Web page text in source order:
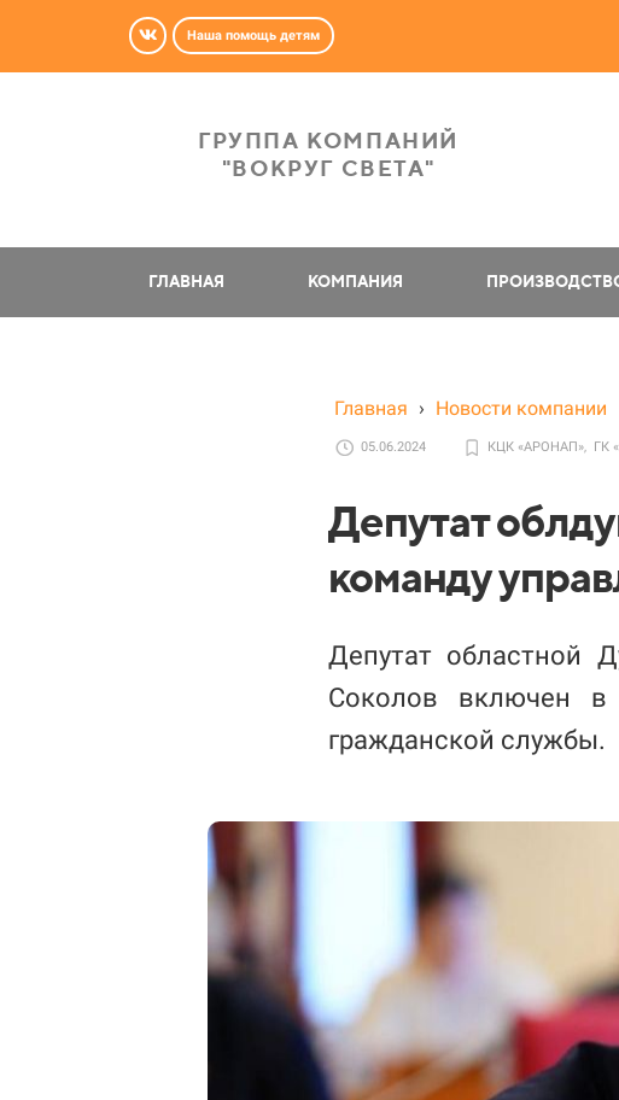
ГРУППА КОМПАНИЙ
"ВОКРУГ СВЕТА"
Наша помощь детям
ГЛАВНАЯ КОМПАНИЯ
Главная › Новости компании
05.06.2024 КЦК «АРОНАП», ГК
Депутат
команду
Депутат областной
Соколов включен в
гражданской службы.